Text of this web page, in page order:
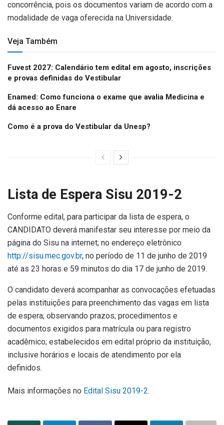
concorrência, pois os documentos variam de acordo com a
modalidade de vaga oferecida na Universidade.
Veja Também
Fuvest 2027: Calendário tem edital em agosto, inscrições
e provas definidas do Vestibular
Enamed: Como funciona o exame que avalia Medicina e
dá acesso ao Enare
Como é a prova do Vestibular da Unesp?
Lista de Espera Sisu 2019-2
Conforme edital, para participar da lista de espera, o
CANDIDATO deverá manifestar seu interesse por meio da
página do Sisu na internet; no endereço eletrônico
http://sisu.mec.gov.br, no período de 11 de junho de 2019
até as 23 horas e 59 minutos do dia 17 de junho de 2019.
O candidato deverá acompanhar as convocações efetuadas
pelas instituições para preenchimento das vagas em lista
de espera; observando prazos; procedimentos e
documentos exigidos para matrícula ou para registro
acadêmico; estabelecidos em edital próprio da instituição,
inclusive horários e locais de atendimento por ela
definidos.
Mais informações no Edital Sisu 2019-2.